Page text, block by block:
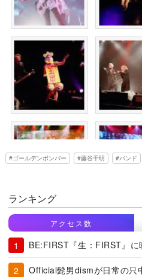
ゴールデンボンバー 藤谷千明 バンド
ランキング
アクセス数
BE:FIRST『生：FIRST』に
Official髭男dismが日常の只